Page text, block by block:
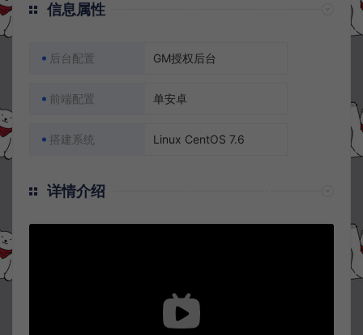
信息属性
后台配置 GM授权后台
前端配置 单安卓
搭建系统 Linux CentOS 7.6
详情介绍